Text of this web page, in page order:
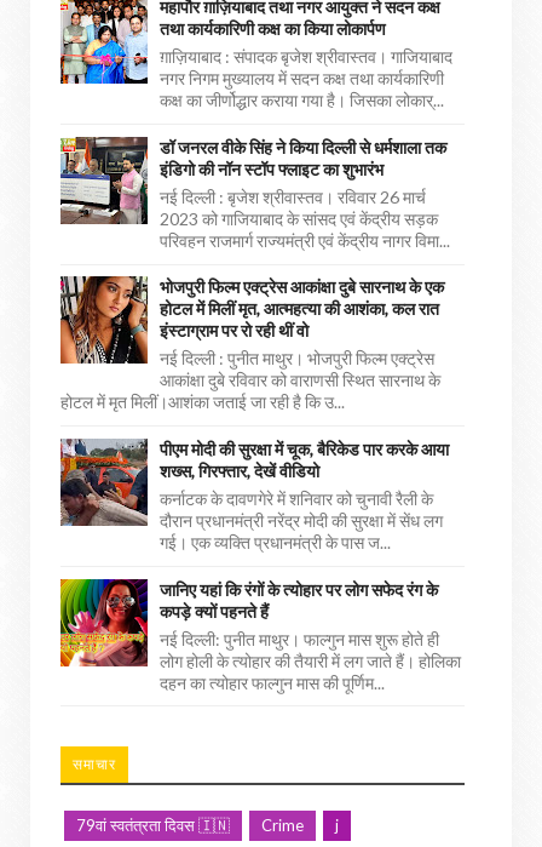
महापौर ग़ाज़ियाबाद तथा नगर आयुक्त ने सदन कक्ष
तथा कार्यकारिणी कक्ष का किया लोकार्पण
ग़ाज़ियाबाद : संपादक बृजेश श्रीवास्तव। गाजियाबाद
नगर निगम मुख्यालय में सदन कक्ष तथा कार्यकारिणी
कक्ष का जीर्णोद्धार कराया गया है। जिसका लोकार्...
डॉ जनरल वीके सिंह ने किया दिल्ली से धर्मशाला तक
इंडिगो की नॉन स्टॉप फ्लाइट का शुभारंभ
नई दिल्ली : बृजेश श्रीवास्तव। रविवार 26 मार्च
2023 को गाजियाबाद के सांसद एवं केंद्रीय सड़क
परिवहन राजमार्ग राज्यमंत्री एवं केंद्रीय नागर विमा...
भोजपुरी फिल्म एक्ट्रेस आकांक्षा दुबे सारनाथ के एक
होटल में मिलीं मृत, आत्महत्या की आशंका, कल रात
इंस्टाग्राम पर रो रही थीं वो
नई दिल्ली : पुनीत माथुर। भोजपुरी फिल्म एक्ट्रेस
आकांक्षा दुबे रविवार को वाराणसी स्थित सारनाथ के
होटल में मृत मिलीं।आशंका जताई जा रही है कि उ...
पीएम मोदी की सुरक्षा में चूक, बैरिकेड पार करके आया
शख्स, गिरफ्तार, देखें वीडियो
कर्नाटक के दावणगेरे में शनिवार को चुनावी रैली के
दौरान प्रधानमंत्री नरेंद्र मोदी की सुरक्षा में सेंध लग
गई। एक व्यक्ति प्रधानमंत्री के पास ज...
जानिए यहां कि रंगों के त्योहार पर लोग सफेद रंग के
कपड़े क्यों पहनते हैं
नई दिल्ली: पुनीत माथुर। फाल्गुन मास शुरू होते ही
लोग होली के त्योहार की तैयारी में लग जाते हैं। होलिका
दहन का त्योहार फाल्गुन मास की पूर्णिम...
समाचार
79वां स्वतंत्रता दिवस 🇮🇳 Crime
j